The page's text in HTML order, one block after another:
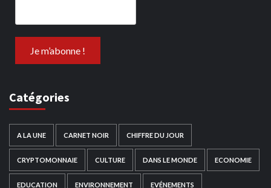
Catégories
A LA UNE CARNET NOIR CHIFFRE DU JOUR
CRYPTOMONNAIE CULTURE DANS LE MONDE ECONOMIE
EDUCATION ENVIRONNEMENT EVÉNEMENTS